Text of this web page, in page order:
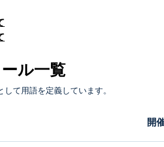
ル一覧
て用語を定義しています。
開